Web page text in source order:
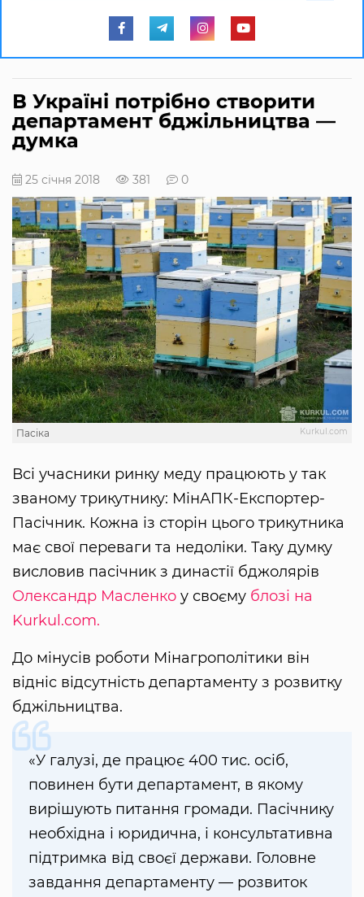
В Україні потрібно створити
департамент бджільництва —
думка
25 січня 2018 381 0
Kurkul.com
Пасіка
Всі учасники ринку меду працюють у так
званому трикутнику: МінАПК-Експортер-
Пасічник. Кожна із сторін цього трикутника
має свої переваги та недоліки. Таку думку
висловив пасічник з династії бджолярів
Олександр Масленко у своєму блозі на
Kurkul.com.
До мінусів роботи Мінагрополітики він
відніс відсутність департаменту з розвитку
бджільництва.
«У галузі, де працює 400 тис. осіб,
повинен бути департамент, в якому
вирішують питання громади. Пасічнику
необхідна і юридична, і консультативна
підтримка від своєї держави. Головне
завдання департаменту — розвиток